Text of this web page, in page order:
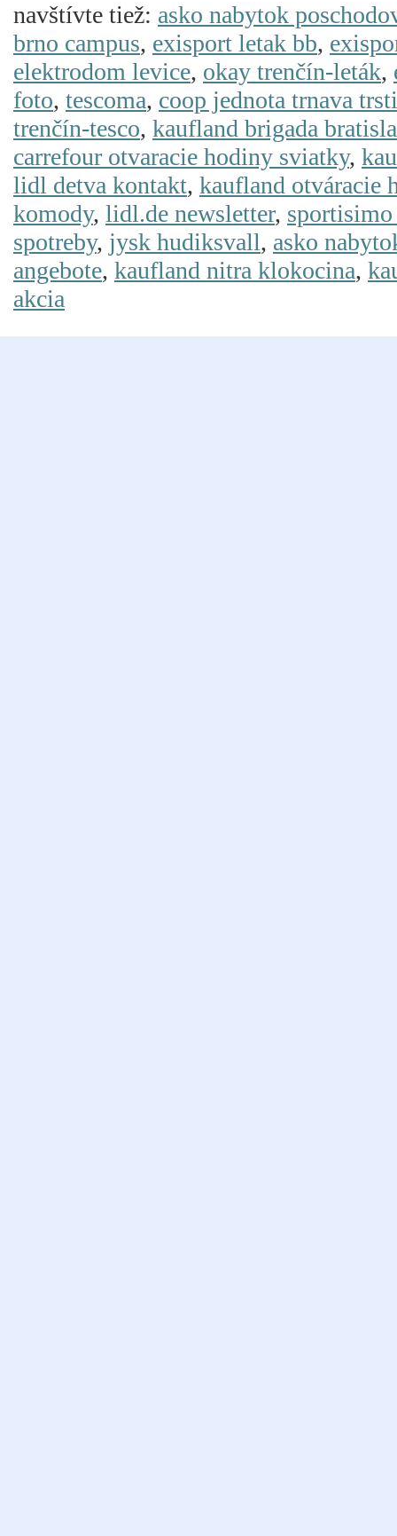
navštívte tiež: asko nabytok
brno campus, exisport letak bb,
elektrodom levice, okay trenčín-leták,
foto, tescoma, coop jednota trnava
trenčín-tesco, kaufland brigada
carrefour otvaracie hodiny sviatky,
lidl detva kontakt, kaufland otváracie
komody, lidl.de newsletter,
spotreby, jysk hudiksvall, asko
angebote, kaufland nitra klokocina,
akcia